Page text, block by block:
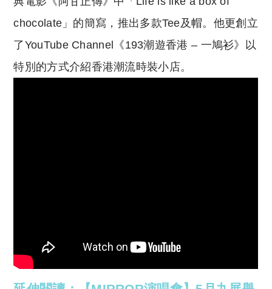
chocolate」的簡寫，推出多款Tee及帽。他更創立
了YouTube Channel《193潮遊香港 – 一鳩衫》以
特別的方式介紹香港潮流時裝小店。